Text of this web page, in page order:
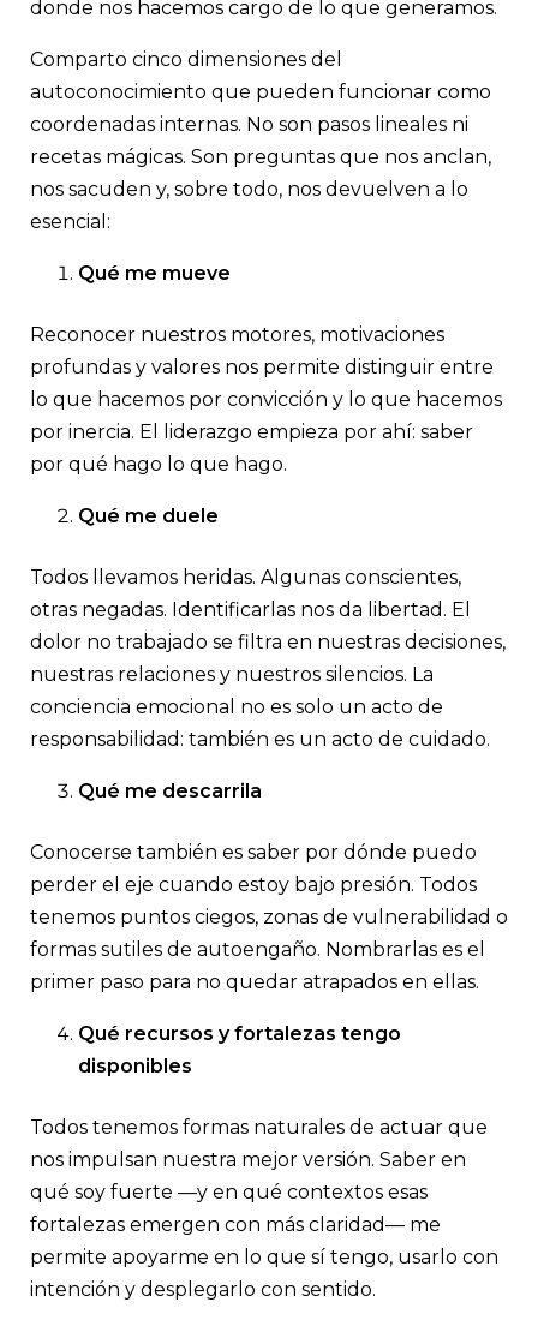
donde nos hacemos cargo de lo que generamos.
Comparto cinco dimensiones del
autoconocimiento que pueden funcionar como
coordenadas internas. No son pasos lineales ni
recetas mágicas. Son preguntas que nos anclan,
nos sacuden y, sobre todo, nos devuelven a lo
esencial:
Qué me mueve
Reconocer nuestros motores, motivaciones
profundas y valores nos permite distinguir entre
lo que hacemos por convicción y lo que hacemos
por inercia. El liderazgo empieza por ahí: saber
por qué hago lo que hago.
Qué me duele
Todos llevamos heridas. Algunas conscientes,
otras negadas. Identificarlas nos da libertad. El
dolor no trabajado se filtra en nuestras decisiones,
nuestras relaciones y nuestros silencios. La
conciencia emocional no es solo un acto de
responsabilidad: también es un acto de cuidado.
Qué me descarrila
Conocerse también es saber por dónde puedo
perder el eje cuando estoy bajo presión. Todos
tenemos puntos ciegos, zonas de vulnerabilidad o
formas sutiles de autoengaño. Nombrarlas es el
primer paso para no quedar atrapados en ellas.
Qué recursos y fortalezas tengo
disponibles
Todos tenemos formas naturales de actuar que
nos impulsan nuestra mejor versión. Saber en
qué soy fuerte —y en qué contextos esas
fortalezas emergen con más claridad— me
permite apoyarme en lo que sí tengo, usarlo con
intención y desplegarlo con sentido.